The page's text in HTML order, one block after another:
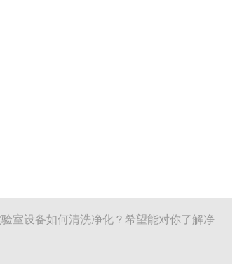
室设备如何清洗净化？希望能对你了解净